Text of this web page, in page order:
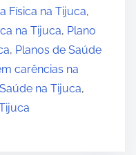
Física na Tijuca,
na Tijuca, Plano
, Planos de Saúde
carências na
na Tijuca,